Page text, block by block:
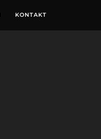
KONTAKT